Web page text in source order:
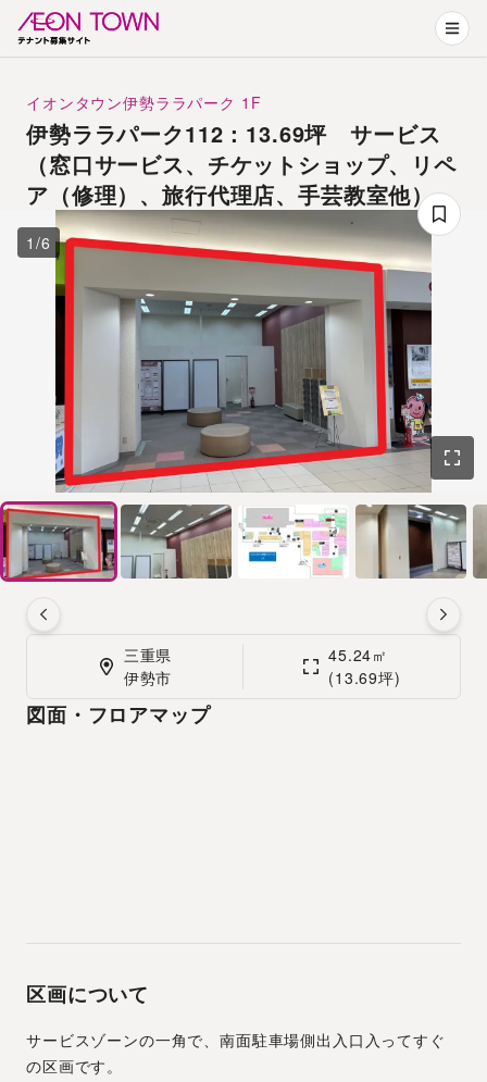
イオンタウン伊勢ララパーク 1F
伊勢ララパーク112：13.69坪 サービス
（窓口サービス、チケットショップ、リペ
ア（修理）、旅行代理店、手芸教室他）
1 /6
三重県
伊勢市
45.24㎡
(13.69坪)
図面・フロアマップ
区画について
サービスゾーンの一角で、南面駐車場側出入口入ってすぐ
の区画です。